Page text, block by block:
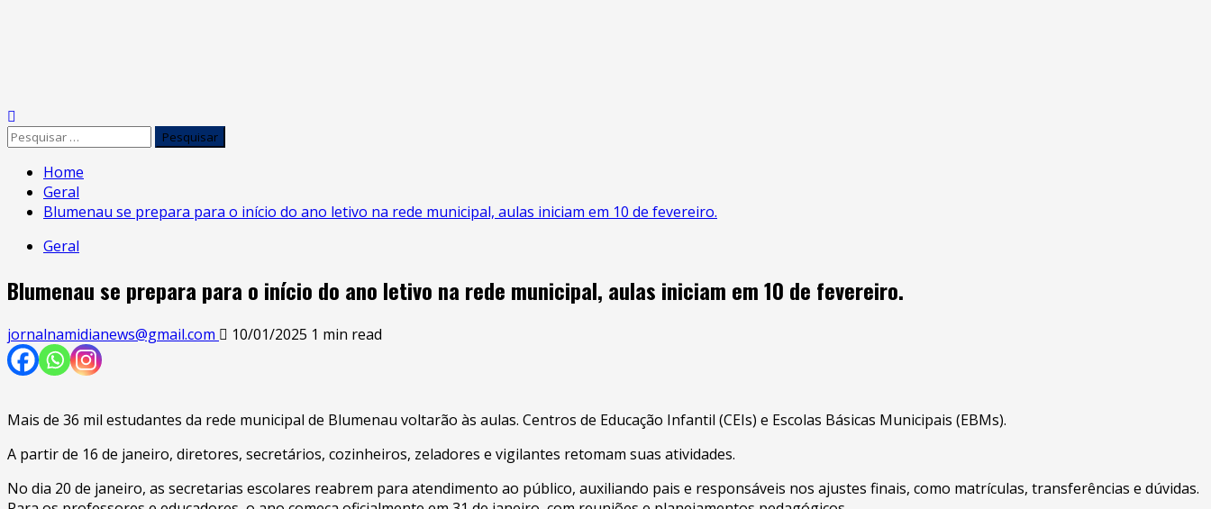
content
Primary
Menu
Pesquisar
Home
Geral
Blumenau se prepara para o início do ano letivo na rede municipal, aulas iniciam em 10 de fevereiro.
Geral
Blumenau se prepara para o início do ano letivo na rede municipal, aulas iniciam em 10 de fevereiro.
jornalnamidianews@gmail.com 10/01/2025 1 min read
Mais de 36 mil estudantes da rede municipal de Blumenau voltarão às aulas. Centros de Educação Infantil (CEIs) e Escolas Básicas Municipais (EBMs).
A partir de 16 de janeiro, diretores, secretários, cozinheiros, zeladores e vigilantes retomam suas atividades.
No dia 20 de janeiro, as secretarias escolares reabrem para atendimento ao público, auxiliando pais e responsáveis nos ajustes finais, como matrículas, transferências e dúvidas.